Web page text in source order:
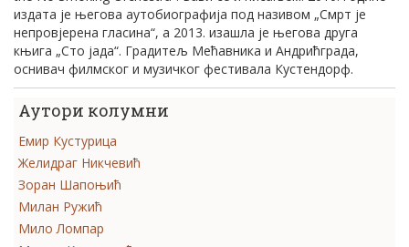
издата је његова аутобиографија под називом „Смрт је
непровјерена гласина“, а 2013. изашла је његова друга
књига „Сто јада“. Градитељ Мећавника и Андрићграда,
оснивач филмског и музичког фестивала Кустендорф.
Аутори колумни
Емир Кустурица
Желидраг Никчевић
Зоран Шапоњић
Милан Ружић
Мило Ломпар